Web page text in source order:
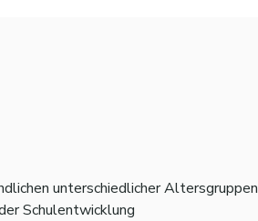
unterschiedlicher Altersgruppen
Schulentwicklung